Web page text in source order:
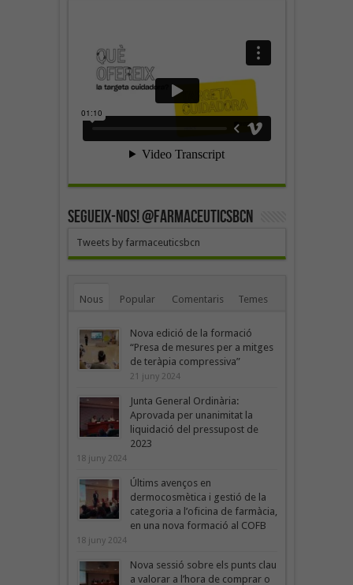
SEGUEIX-NOS! @farmaceuticsbcn
Tweets by farmaceuticsbcn
Nous Popular Comentaris Temes
Nova edició de la formació
“Presa de mesures per a mitges
de teràpia compressiva”
21 juny 2024
Junta General Ordinària:
Aprovada per unanimitat la
liquidació del pressupost de
2023
18 juny 2024
Últims avenços en
dermocosmètica i gestió de la
categoria a l’oficina de farmàcia,
en una nova formació al COFB
18 juny 2024
Nova sessió sobre els punts clau
a valorar a l’hora de comprar o